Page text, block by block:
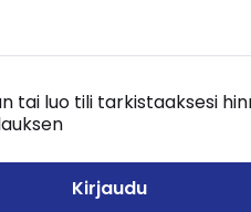
tai luo tili tarkistaaksesi
Kirjaudu